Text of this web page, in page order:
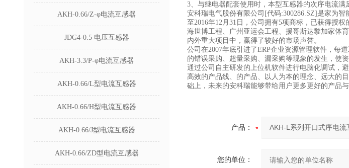
AKH-0.66/Z-φ电流互感器
JDG4-0.5 电压互感器
AKH-3.3/P-φ电流互感器
AKH-0.66/L型电流互感器
AKH-0.66/H型电流互感器
AKH-0.66/J型电流互感器
AKH-0.66/ZD型电流互感器
3、与继电器配套使用时，本型互感器的次序电流满
安科瑞电气股份有限公司[代码:300286.SZ]是家为
至2016年12月31日，公司拥有5项商标，已获得授
海世博工程、广州亚运会工程、援哥斯达黎加家体
内外重大项目中，赢得了较好的市场声誉。
公司在2007年底引进了ERP企业资源管理软件，每
的错误采购、超量采购、漏采购等现象的发生，使
通过公司自主研发的上位机软件进行电脑化调试，
高效的产品线、的产品、以人为本的理念、远大的
础上，未来的安科瑞能够带给用户更多更好的产品与
产品：
您的单位：